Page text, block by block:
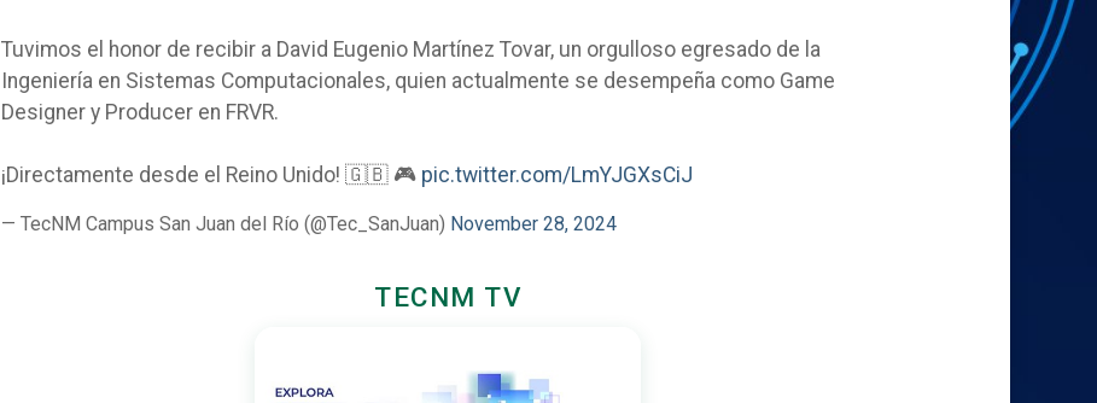
Tuvimos el honor de recibir a David Eugenio Martínez Tovar, un orgulloso egresado de la
Ingeniería en Sistemas Computacionales, quien actualmente se desempeña como Game
Designer y Producer en FRVR.
¡Directamente desde el Reino Unido! 🇬🇧 🎮 pic.twitter.com/LmYJGXsCiJ
— TecNM Campus San Juan del Río (@Tec_SanJuan) November 28, 2024
TECNM TV